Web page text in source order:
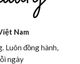
Nam
Luôn đồng hành,
ngày